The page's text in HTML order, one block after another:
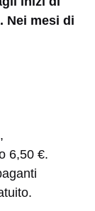
Nei mesi di
6,50 €.